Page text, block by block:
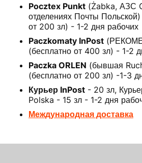
Pocztex Punkt (Żabka, АЗС
отделениях Почты
от 200 зл) - 1-2 дня рабочих
Paczkomaty InPost
(бесплатно от 400 зл) - 1-2
Paczka ORLEN (бывшая
(бесплатно от 200 зл) -1-3
Курьер InPost - 20 зл,
Polska - 15 зл - 1-2 дня
Международная доставка